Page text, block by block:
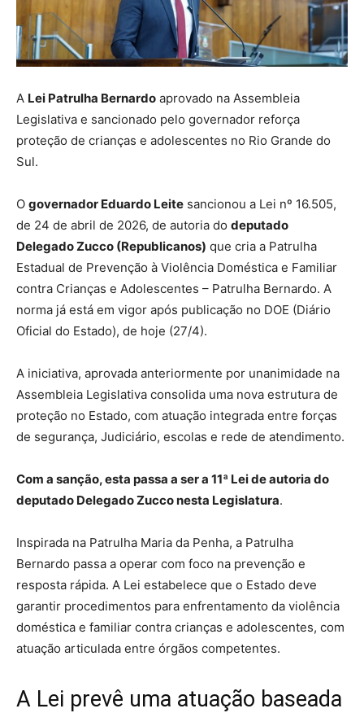
A Lei Patrulha Bernardo aprovado na Assembleia
Legislativa e sancionado pelo governador reforça
proteção de crianças e adolescentes no Rio Grande do
Sul.
O governador Eduardo Leite sancionou a Lei nº 16.505,
de 24 de abril de 2026, de autoria do deputado
Delegado Zucco (Republicanos) que cria a Patrulha
Estadual de Prevenção à Violência Doméstica e Familiar
contra Crianças e Adolescentes – Patrulha Bernardo. A
norma já está em vigor após publicação no DOE (Diário
Oficial do Estado), de hoje (27/4).
A iniciativa, aprovada anteriormente por unanimidade na
Assembleia Legislativa consolida uma nova estrutura de
proteção no Estado, com atuação integrada entre forças
de segurança, Judiciário, escolas e rede de atendimento.
Com a sanção, esta passa a ser a 11ª Lei de autoria do
deputado Delegado Zucco nesta Legislatura.
Inspirada na Patrulha Maria da Penha, a Patrulha
Bernardo passa a operar com foco na prevenção e
resposta rápida. A Lei estabelece que o Estado deve
garantir procedimentos para enfrentamento da violência
doméstica e familiar contra crianças e adolescentes, com
atuação articulada entre órgãos competentes.
A Lei prevê uma atuação baseada